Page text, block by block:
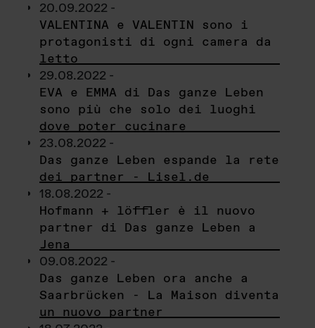
20.09.2022 -
VALENTINA e VALENTIN sono i
protagonisti di ogni camera da
letto
29.08.2022 -
EVA e EMMA di Das ganze Leben
sono più che solo dei luoghi
dove poter cucinare
23.08.2022 -
Das ganze Leben espande la rete
dei partner - Lisel.de
18.08.2022 -
Hofmann + löffler è il nuovo
partner di Das ganze Leben a
Jena
09.08.2022 -
Das ganze Leben ora anche a
Saarbrücken - La Maison diventa
un nuovo partner